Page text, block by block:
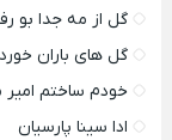
گل از مه جدا بو
گل های باران
خودم ساختم امیر
ادا سینا پارسیان